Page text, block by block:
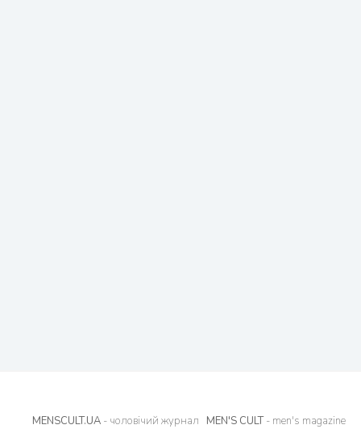
MENSCULT.UA - чоловічий журнал
MEN'S CULT- men's magazine